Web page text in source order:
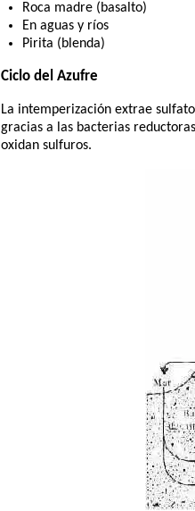
Roca madre (basalto)
En aguas y ríos
Pirita (blenda)
Ciclo del Azufre
La intemperización extrae
gracias a las bacterias
oxidan sulfuros.